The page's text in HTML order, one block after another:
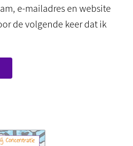
e-mailadres en website
de volgende keer dat ik